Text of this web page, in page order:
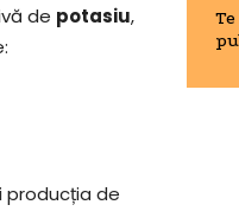
de potasiu,
producția de